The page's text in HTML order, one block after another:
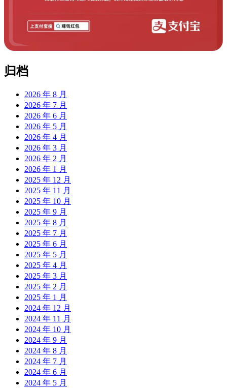
归档
2026 年 8 月
2026 年 7 月
2026 年 6 月
2026 年 5 月
2026 年 4 月
2026 年 3 月
2026 年 2 月
2026 年 1 月
2025 年 12 月
2025 年 11 月
2025 年 10 月
2025 年 9 月
2025 年 8 月
2025 年 7 月
2025 年 6 月
2025 年 5 月
2025 年 4 月
2025 年 3 月
2025 年 2 月
2025 年 1 月
2024 年 12 月
2024 年 11 月
2024 年 10 月
2024 年 9 月
2024 年 8 月
2024 年 7 月
2024 年 6 月
2024 年 5 月